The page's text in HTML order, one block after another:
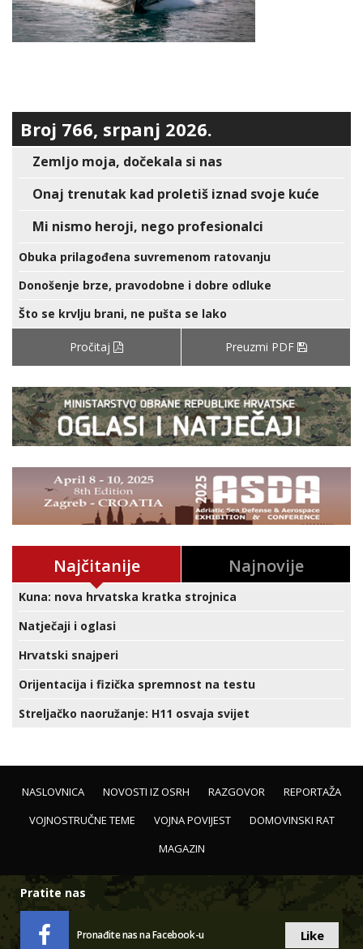
Broj 766, srpanj 2026.
Zemljo moja, dočekala si nas
Onaj trenutak kad proletiš iznad svoje kuće
Mi nismo heroji, nego profesionalci
Obuka prilagođena suvremenom ratovanju
Donošenje brze, pravodobne i dobre odluke
Što se krvlju brani, ne pušta se lako
Pročitaj Preuzmi PDF
Najčitanije Najnovije
Kuna: nova hrvatska kratka strojnica
Natječaji i oglasi
Hrvatski snajperi
Orijentacija i fizička spremnost na testu
Streljačko naoružanje: H11 osvaja svijet
NASLOVNICA NOVOSTI IZ OSRH RAZGOVOR
REPORTAŽA
VOJNOSTRUČNE TEME
VOJNA POVIJEST
DOMOVINSKI RAT
MAGAZIN
Pratite nas
Pronađite nas na Facebook-u Like